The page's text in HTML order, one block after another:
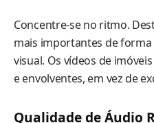
Concentre-se no ritmo.
mais importantes de
visual. Os vídeos de
e envolventes, em vez de
Qualidade de Áudio